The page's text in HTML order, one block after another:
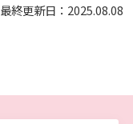
最終更新日：2025.08.08